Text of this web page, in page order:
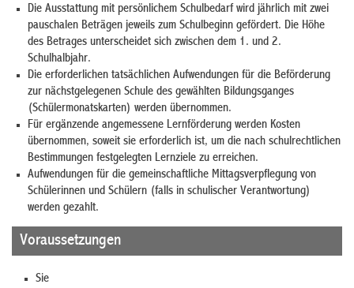
Die Ausstattung mit persönlichem Schulbedarf wird jährlich mit zwei
pauschalen Beträgen jeweils zum Schulbeginn gefördert. Die Höhe
des Betrages unterscheidet sich zwischen dem 1. und 2.
Schulhalbjahr.
Die erforderlichen tatsächlichen Aufwendungen für die Beförderung
zur nächstgelegenen Schule des gewählten Bildungsganges
(Schülermonatskarten) werden übernommen.
Für ergänzende angemessene Lernförderung werden Kosten
übernommen, soweit sie erforderlich ist, um die nach schulrechtlichen
Bestimmungen festgelegten Lernziele zu erreichen.
Aufwendungen für die gemeinschaftliche Mittagsverpflegung von
Schülerinnen und Schülern (falls in schulischer Verantwortung)
werden gezahlt.
Voraussetzungen
Sie